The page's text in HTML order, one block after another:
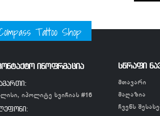
Tattoo Shop
ინოფრმაცია
იპოლიტე ხვიჩიას #16
სწრაფი
მთავარი
მაღაზია
ჩვენს